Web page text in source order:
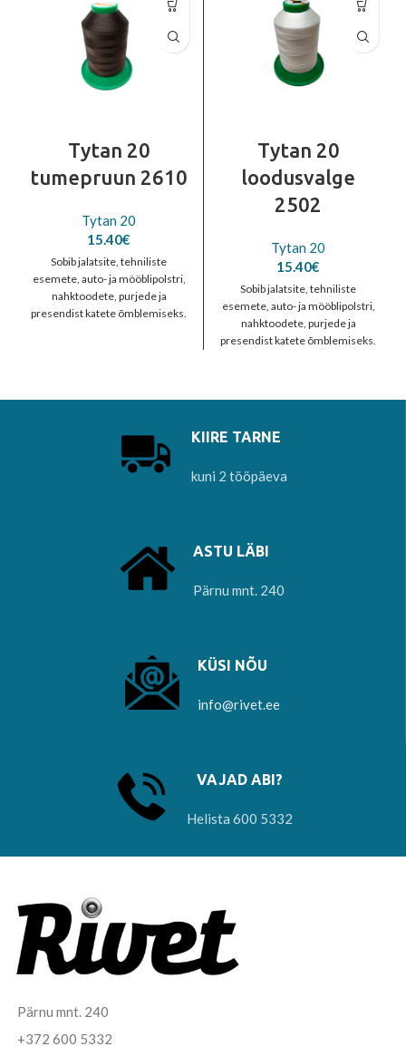
Tytan 20
tumepruun 2610
Tytan 20
15.40€
Sobib jalatsite, tehniliste
esemete, auto- ja mööblipolstri,
nahktoodete, purjede ja
presendist katete õmblemiseks.
Tytan 20
loodusvalge
2502
Tytan 20
15.40€
Sobib jalatsite, tehniliste
esemete, auto- ja mööblipolstri,
nahktoodete, purjede ja
presendist katete õmblemiseks.
KIIRE TARNE
kuni 2 tööpäeva
ASTU LÄBI
Pärnu mnt. 240
KÜSI NÕU
info@rivet.ee
VAJAD ABI?
Helista 600 5332
Pärnu mnt. 240
+372 600 5332